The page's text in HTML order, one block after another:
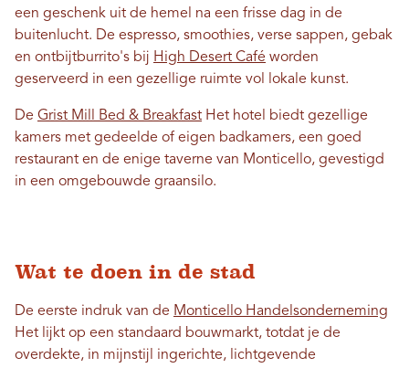
een geschenk uit de hemel na een frisse dag in de
buitenlucht. De espresso, smoothies, verse sappen, gebak
en ontbijtburrito's bij High Desert Café worden
geserveerd in een gezellige ruimte vol lokale kunst.
De Grist Mill Bed & Breakfast Het hotel biedt gezellige
kamers met gedeelde of eigen badkamers, een goed
restaurant en de enige taverne van Monticello, gevestigd
in een omgebouwde graansilo.
Wat te doen in de stad
De eerste indruk van de Monticello Handelsonderneming
Het lijkt op een standaard bouwmarkt, totdat je de
overdekte, in mijnstijl ingerichte, lichtgevende